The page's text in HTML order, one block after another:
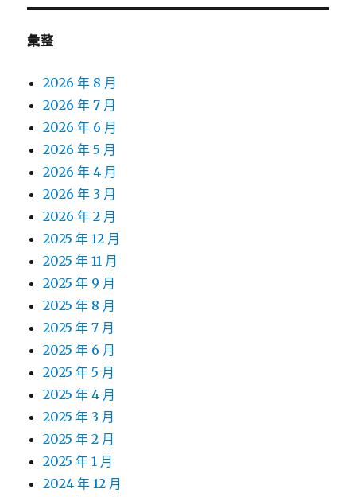
彙整
2026 年 8 月
2026 年 7 月
2026 年 6 月
2026 年 5 月
2026 年 4 月
2026 年 3 月
2026 年 2 月
2025 年 12 月
2025 年 11 月
2025 年 9 月
2025 年 8 月
2025 年 7 月
2025 年 6 月
2025 年 5 月
2025 年 4 月
2025 年 3 月
2025 年 2 月
2025 年 1 月
2024 年 12 月